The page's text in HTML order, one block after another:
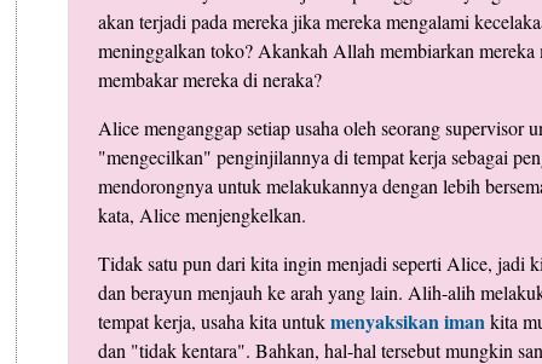
akan terjadi pada mereka jika mereka mengalami
meninggalkan toko? Akankah Allah membiarkan mereka
membakar mereka di neraka?
Alice menganggap setiap usaha oleh seorang supervisor
"mengecilkan" penginjilannya di tempat kerja sebagai
mendorongnya untuk melakukannya dengan lebih
kata, Alice menjengkelkan.
Tidak satu pun dari kita ingin menjadi seperti Alice, jadi
dan berayun menjauh ke arah yang lain. Alih-alih
tempat kerja, usaha kita untukmenyaksikan iman kita
dan "tidak kentara". Bahkan, hal-hal tersebut mungkin